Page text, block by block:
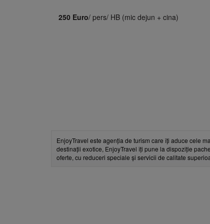
250 Euro/ pers/ HB (mic dejun + cina)
EnjoyTravel este agenția de turism care îți aduce cele
destinații exotice, EnjoyTravel îți pune la dispoziție
oferte, cu reduceri speciale și servicii de calitate